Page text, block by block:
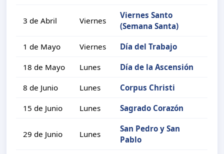
3 de Abril Viernes
Viernes Santo
(Semana Santa)
1 de Mayo Viernes Día del Trabajo
18 de Mayo Lunes Día de la Ascensión
8 de Junio Lunes Corpus Christi
15 de Junio Lunes Sagrado Corazón
29 de Junio Lunes
San Pedro y San
Pablo